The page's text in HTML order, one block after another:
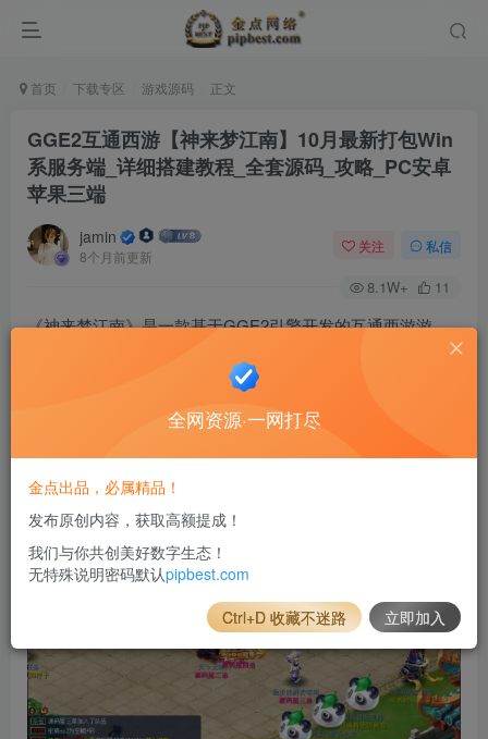
首页 下载专区 游戏源码 正文
GGE2互通西游【神来梦江南】10月最新打包Win
系服务端_详细搭建教程_全套源码_攻略_PC安卓
苹果三端
jamin
8个月前更新
关注 私信
8.1W+ 11
《神来梦江南》是一款基于GGE2引擎开发的互通西游游
戏。本资源为10月最新打包，提供Windows服务端、详细搭
建教程、全套开发源码及游戏攻略，支持PC、安卓、苹果三
端数据互通，圆你西游梦。全网资源·一网打尽
金点出品，必属精品！
发布原创内容，获取高额提成！
我们与你共创美好数字生态！
无特殊说明密码默认pipbest.com
Ctrl+D 收藏不迷路 立即加入